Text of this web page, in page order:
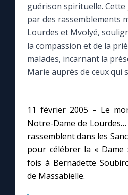
La vidéo de la semaine
Le compte Tiktok
Le magazine
Questions-réponses
Prier au quotidien
guérison spirituelle.
par des rassemblements
Lourdes et Mvolyé,
la compassion et de la
malades, incarnant la
Marie auprès de ceux qui
11 février 2005 – Le
Notre-Dame de
rassemblent dans les
pour célébrer la «
fois à Bernadette
de Massabielle.